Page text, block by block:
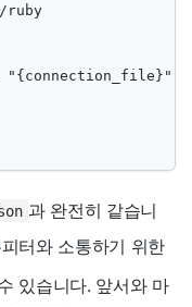
ruby
"{connection_file}"
과 완전히 같습니
터와 소통하기 위한
있습니다. 앞서와 마